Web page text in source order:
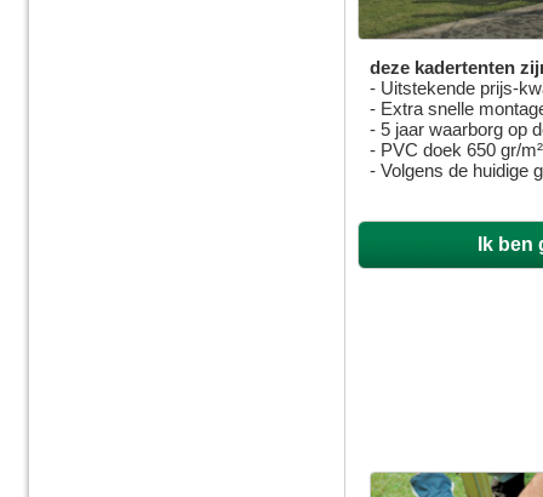
deze kadertenten
- Uitstekende prijs-
- Extra snelle
- 5 jaar waarborg op
- PVC doek 650 gr/
- Volgens de huidige
Ik